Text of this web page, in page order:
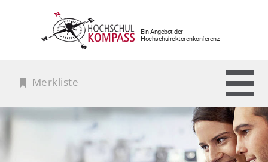
Ein Angebot der
Hochschulrektorenkonferenz
Merkliste